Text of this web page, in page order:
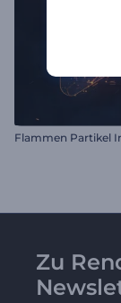
Flammen Partikel
Zu